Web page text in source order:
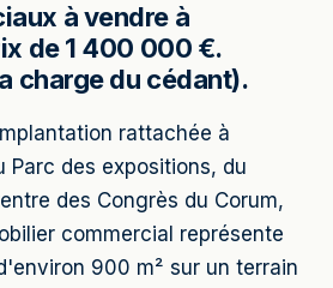
à vendre à
de 1 400 000 €.
charge du cédant).
rattachée à
Parc des expositions, du
des Congrès du Corum,
commercial représente
900 m² sur un terrain